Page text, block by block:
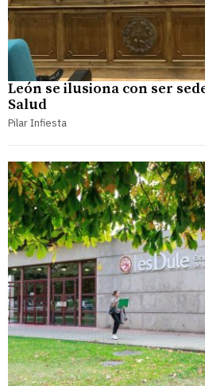
León se ilusiona con ser
Salud
Pilar Infiesta